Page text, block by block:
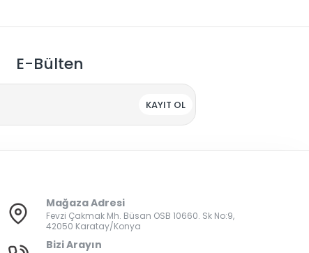
E-Bülten
KAYIT OL
Mağaza Adresi
Fevzi Çakmak Mh. Büsan OSB 10660. Sk No:9,
42050 Karatay/Konya
Bizi Arayın